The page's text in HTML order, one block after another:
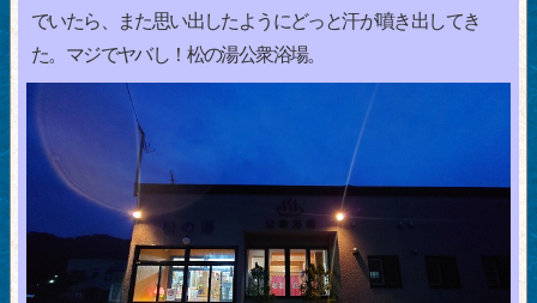
でいたら、また思い出したようにどっと汗が噴き出してき
た。マジでヤバし！松の湯公衆浴場。